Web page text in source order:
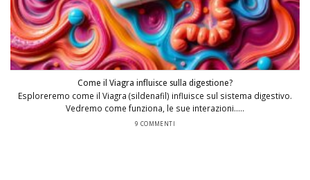
Come il Viagra influisce sulla digestione?
Esploreremo come il Viagra (sildenafil) influisce sul sistema digestivo.
Vedremo come funziona, le sue interazioni.....
9 COMMENTI